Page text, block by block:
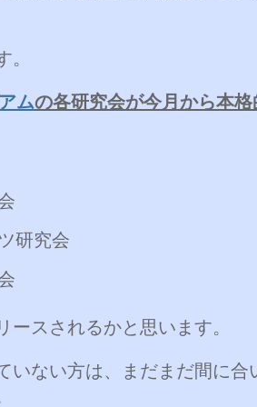
。
ムの各研究会が今月から本
研究会
スされるかと思います。
いない方は、まだまだ間に合